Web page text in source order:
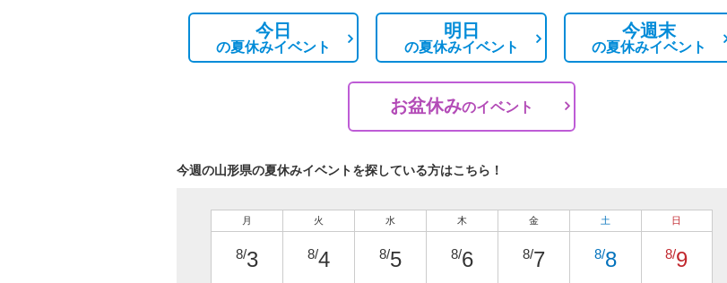
今日
の夏休みイベント
明日
の夏休みイベント
今週末
の夏休みイベント
お盆休みのイベント
今週の山形県の夏休みイベントを探している方はこちら！
月
8/3
火
8/4
水
8/5
木
8/6
金
8/7
土
8/8
日
8/9